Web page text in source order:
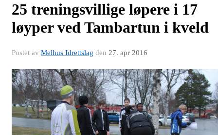
25 treningsvillige løpere i 17
løyper ved Tambartun i kveld
Postet av Melhus Idrettslag den 27. apr 2016